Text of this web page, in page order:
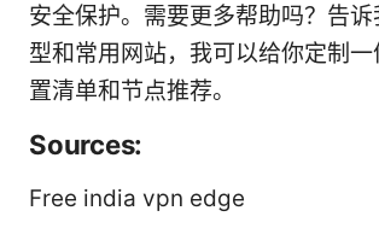
安全保护。需要更多帮助吗？告
型和常用网站，我可以给你定制
置清单和节点推荐。
Sources:
Free india vpn edge